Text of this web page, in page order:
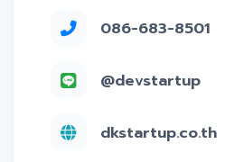
086-683-8501
@devstartup
dkstartup.co.th